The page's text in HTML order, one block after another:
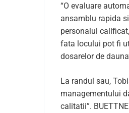
“O evaluare
ansamblu rapida
personalul
fata locului pot fi
dosarelor de
La randul sau,
managementului
calitatii”.